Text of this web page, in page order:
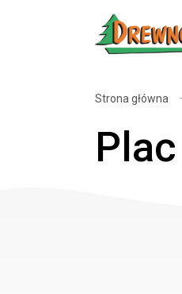
Strona główna